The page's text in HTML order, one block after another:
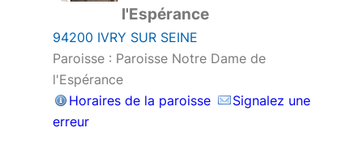
l'Espérance
94200 IVRY SUR SEINE
Paroisse : Paroisse Notre Dame de
l'Espérance
Horaires de la paroisse
Signalez une
erreur